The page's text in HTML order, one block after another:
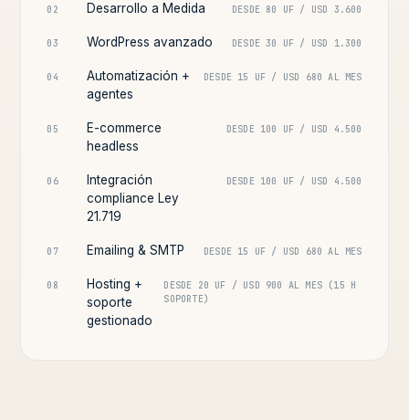
02 Desarrollo a Medida DESDE 80 UF / USD 3.600
03 WordPress avanzado DESDE 30 UF / USD 1.300
04
Automatización +
agentes
DESDE 15 UF / USD 680 AL MES
05
E-commerce
headless
DESDE 100 UF / USD 4.500
06
Integración
compliance Ley
21.719
DESDE 100 UF / USD 4.500
07 Emailing & SMTP DESDE 15 UF / USD 680 AL MES
08
Hosting +
soporte
gestionado
DESDE 20 UF / USD 900 AL MES (15 H
SOPORTE)